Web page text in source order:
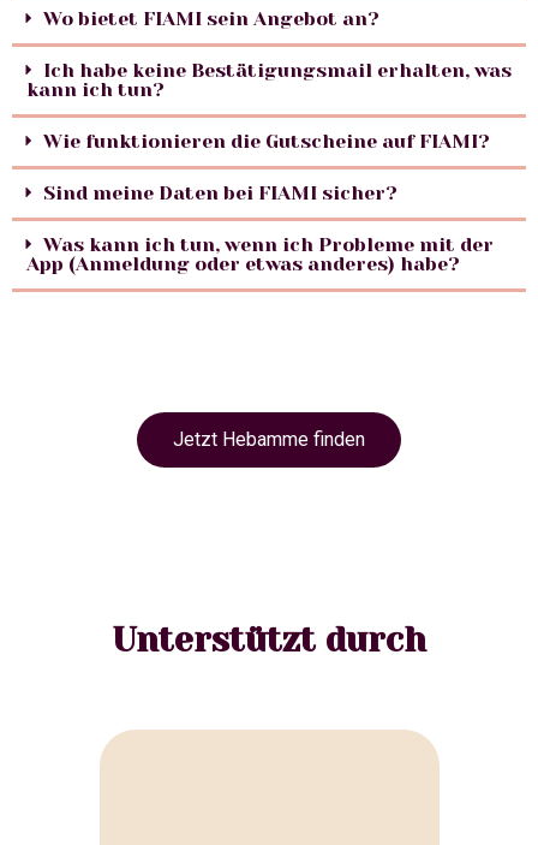
Wo bietet FIAMI sein Angebot an?
Ich habe keine Bestätigungsmail erhalten, was
kann ich tun?
Wie funktionieren die Gutscheine auf FIAMI?
Sind meine Daten bei FIAMI sicher?
Was kann ich tun, wenn ich Probleme mit der
App (Anmeldung oder etwas anderes) habe?
Jetzt Hebamme finden
Unterstützt durch